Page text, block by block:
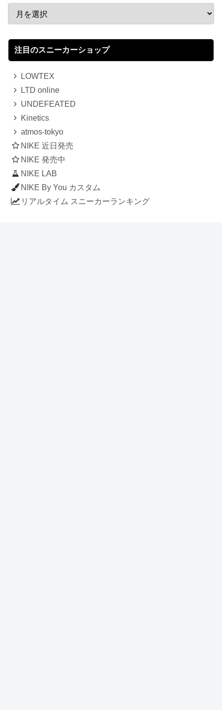
注目のスニーカーショップ
LOWTEX
LTD online
UNDEFEATED
Kinetics
atmos-tokyo
NIKE 近日発売
NIKE 発売中
NIKE LAB
NIKE By You カスタム
リアルタイム スニーカーランキング